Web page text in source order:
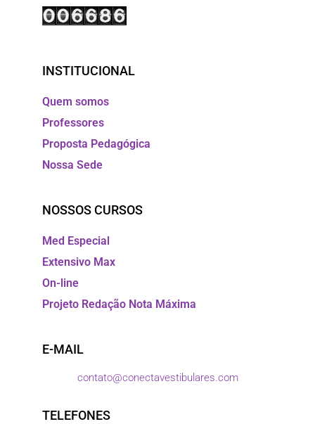
INSTITUCIONAL
Quem somos
Professores
Proposta Pedagógica
Nossa Sede
NOSSOS CURSOS
Med Especial
Extensivo Max
On-line
Projeto Redação Nota Máxima
E-MAIL
contato@conectavestibulares.com
TELEFONES